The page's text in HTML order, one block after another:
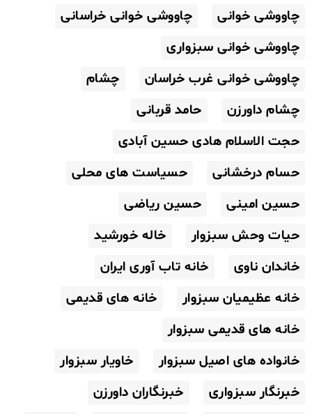
چاووشی خوانی
چاووشی خوانی خراسانی
چاووشی خوانی سبزواری
چاووشی خوانی غرب خراسان
چشام
چشام داورزن
حامد قربانی
حجت الاسلام هادی حسین آبادی
حسام درخشانی
حسیاست های محلی
حسین امینی
حسین ریاضی
حیات وحش سبزوار
خاله خورشید
خاندان ناوی
خانه تاب آوری ایران
خانه عظیمیان سبزوار
خانه های قدیمی
خانه های قدیمی سبزوار
خانواده های اصیل سبزوار
خاویار سبزوار
خبرنگار سبزواری
خبرنگاران داورزن